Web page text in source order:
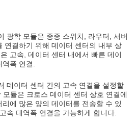
광학 모듈은 종종 스위치, 라우터, 서버
연결하기 위해 데이터 센터의 내부 상
고속, 데이터 센터 내에서 빠른 데이
폭 연결.
데이터 센터 간의 고속 연결을 설정할
듈은 크로스 데이터 센터 상호 연결에
에 많은 양의 데이터를 전송할 수 있
속 대역폭 연결을 가능하게 합니다.